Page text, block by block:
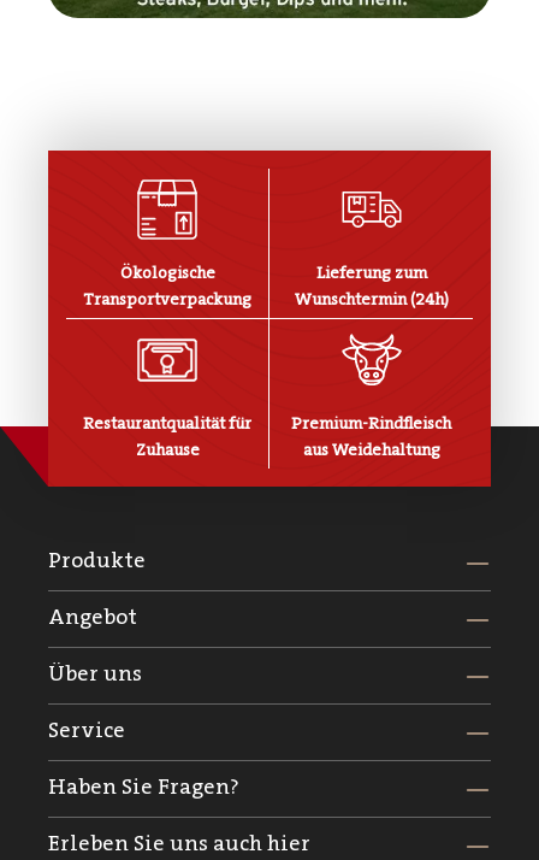
Ökologische
Transportverpackung
Lieferung zum
Wunschtermin (24h)
Restaurantqualität für
Zuhause
Premium-Rindfleisch
aus Weidehaltung
Produkte
Angebot
Über uns
Service
Haben Sie Fragen?
Erleben Sie uns auch hier